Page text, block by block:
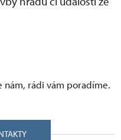
nám, rádi vám poradíme.